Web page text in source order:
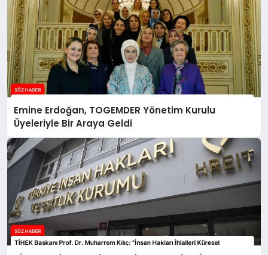
Emine Erdoğan, TOGEMDER Yönetim Kurulu
Üyeleriyle Bir Araya Geldi